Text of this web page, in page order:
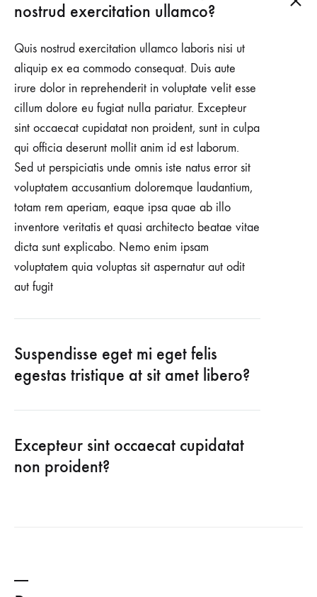
nostrud exercitation ullamco?
Quis nostrud exercitation ullamco laboris nisi ut
aliquip ex ea commodo consequat. Duis aute
irure dolor in reprehenderit in voluptate velit esse
cillum dolore eu fugiat nulla pariatur. Excepteur
sint occaecat cupidatat non proident, sunt in culpa
qui officia deserunt mollit anim id est laborum.
Sed ut perspiciatis unde omnis iste natus error sit
voluptatem accusantium doloremque laudantium,
totam rem aperiam, eaque ipsa quae ab illo
inventore veritatis et quasi architecto beatae vitae
dicta sunt explicabo. Nemo enim ipsam
voluptatem quia voluptas sit aspernatur aut odit
aut fugit
Suspendisse eget mi eget felis
egestas tristique at sit amet libero?
Excepteur sint occaecat cupidatat
non proident?